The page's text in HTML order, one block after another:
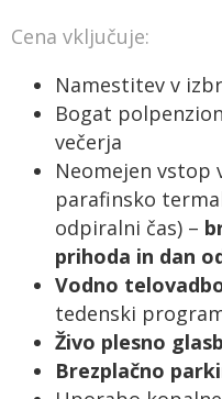
Cena vključuje:
Namestitev v
Bogat
večerja
Neomejen vstop
parafinsko
odpiralni čas) –
prihoda in dan
Vodno
tedenski
Živo plesno
Brezplačno